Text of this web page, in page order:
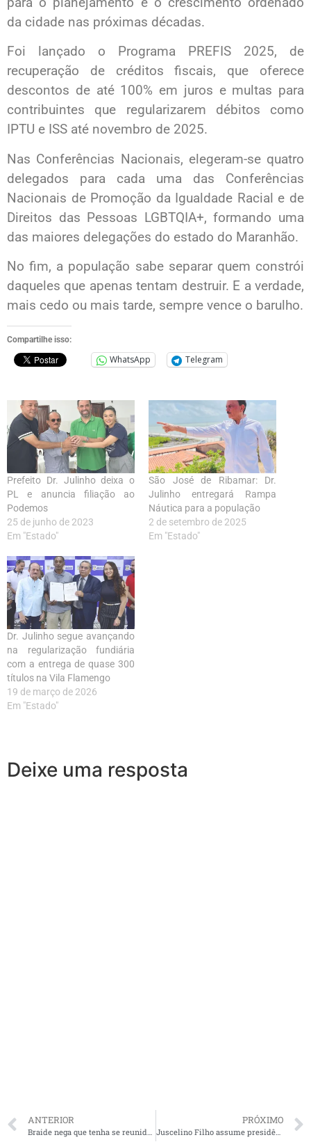
da cidade nas próximas décadas.
Foi lançado o Programa PREFIS 2025, de
recuperação de créditos fiscais, que oferece
descontos de até 100% em juros e multas para
contribuintes que regularizarem débitos como
IPTU e ISS até novembro de 2025.
Nas Conferências Nacionais, elegeram-se quatro
delegados para cada uma das Conferências
Nacionais de Promoção da Igualdade Racial e de
Direitos das Pessoas LGBTQIA+, formando uma
das maiores delegações do estado do Maranhão.
No fim, a população sabe separar quem constrói
daqueles que apenas tentam destruir. E a verdade,
mais cedo ou mais tarde, sempre vence o barulho.
Compartilhe isso:
WhatsApp Telegram
Prefeito Dr. Julinho deixa o
PL e anuncia filiação ao
Podemos
25 de junho de 2023
Em "Estado"
São José de Ribamar: Dr.
Julinho entregará Rampa
Náutica para a população
2 de setembro de 2025
Em "Estado"
Dr. Julinho segue avançando
na regularização fundiária
com a entrega de quase 300
títulos na Vila Flamengo
19 de março de 2026
Em "Estado"
Deixe uma resposta
ANTERIOR PRÓXIMO
Juscelino Filho assume presidência da Frente Parlamentar Mista de Telecomunicações